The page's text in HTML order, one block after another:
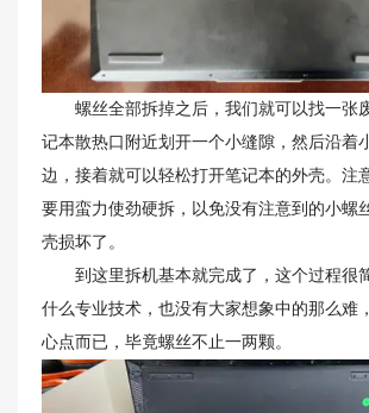
螺丝全部拆掉之后，我们就可以找一张
记本散热口附近划开一个小缝隙，然后沿着
边，接着就可以轻松打开笔记本的外壳。注
要用蛮力使劲硬拆，以免没有注意到的小螺
壳损坏了。
到这里拆机基本就完成了，这个过程很
什么专业技术，也没有大家想象中的那么难
心点而已，毕竟螺丝不止一两颗。